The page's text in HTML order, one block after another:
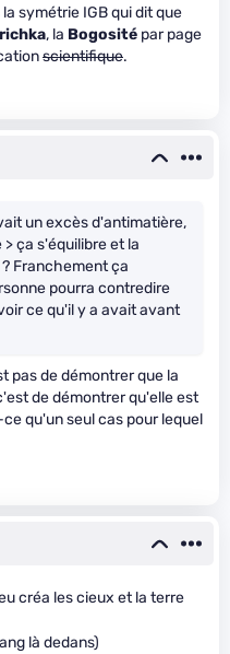
symétrie IGB qui dit que
, la Bogosité par page
scientifique.
un excès d'antimatière,
ça s'équilibre et la
Franchement ça
pourra contredire
ce qu'il y a avait avant
pas de démontrer que la
de démontrer qu'elle est
qu'un seul cas pour lequel
créa les cieux et la terre
là dedans)